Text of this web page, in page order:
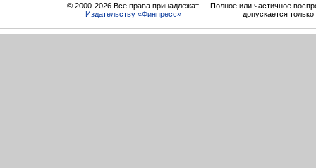
© 2000-2026 Все права принадлежат
Издательству «Финпресс»
Полное или частичное
допускается